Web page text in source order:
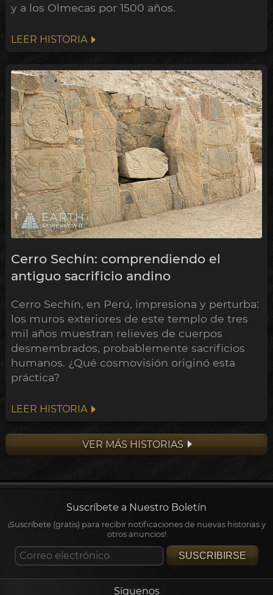
y a los Olmecas por 1500 años.
LEER HISTORIA
Cerro Sechín: comprendiendo el
antiguo sacrificio andino
Cerro Sechín, en Perú, impresiona y perturba:
los muros exteriores de este templo de tres
mil años muestran relieves de cuerpos
desmembrados, probablemente sacrificios
humanos. ¿Qué cosmovisión originó esta
práctica?
LEER HISTORIA
VER MÁS HISTORIAS
Suscríbete a Nuestro Boletín
¡Suscríbete (gratis) para recibir notificaciones de nuevas historias y
otros anuncios!
SUSCRIBIRSE
Síguenos